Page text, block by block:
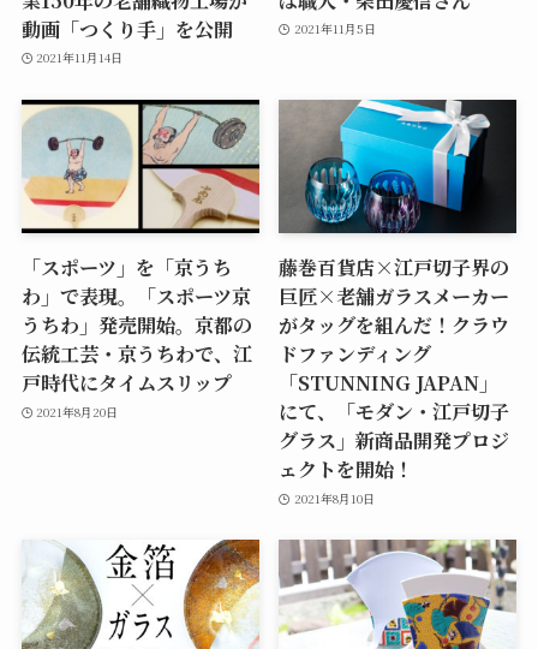
動画「つくり手」を公開
2021年11月14日
2021年11月5日
「スポーツ」を「京うち
わ」で表現。「スポーツ京
うちわ」発売開始。京都の
伝統工芸・京うちわで、江
戸時代にタイムスリップ
2021年8月20日
藤巻百貨店×江戸切子界の
巨匠×老舗ガラスメーカー
がタッグを組んだ！クラウ
ドファンディング
「STUNNING JAPAN」
にて、「モダン・江戸切子
グラス」新商品開発プロジ
ェクトを開始！
2021年8月10日